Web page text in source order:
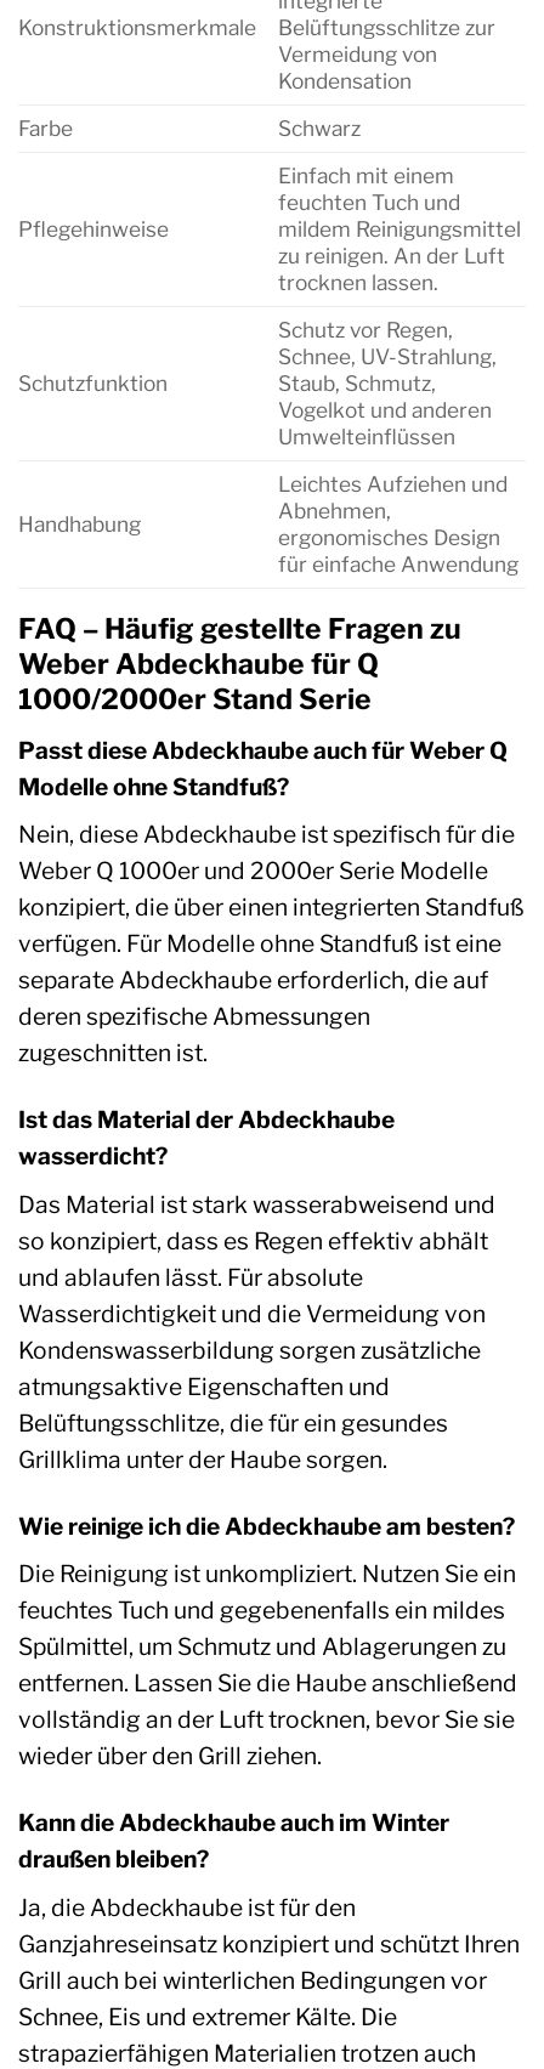
Konstruktionsmerkmale
Belüftungsschlitze zur
Vermeidung von
Kondensation
Farbe
Schwarz
Pflegehinweise
Einfach mit einem
feuchten Tuch und
mildem Reinigungsmittel
zu reinigen. An der Luft
trocknen lassen.
Schutzfunktion
Schutz vor Regen,
Schnee, UV-Strahlung,
Staub, Schmutz,
Vogelkot und anderen
Umwelteinflüssen
Handhabung
Leichtes Aufziehen und
Abnehmen,
ergonomisches Design
für einfache Anwendung
FAQ – Häufig gestellte Fragen zu
Weber Abdeckhaube für Q
1000/2000er Stand Serie
Passt diese Abdeckhaube auch für Weber Q
Modelle ohne Standfuß?
Nein, diese Abdeckhaube ist spezifisch für die
Weber Q 1000er und 2000er Serie Modelle
konzipiert, die über einen integrierten Standfuß
verfügen. Für Modelle ohne Standfuß ist eine
separate Abdeckhaube erforderlich, die auf
deren spezifische Abmessungen
zugeschnitten ist.
Ist das Material der Abdeckhaube
wasserdicht?
Das Material ist stark wasserabweisend und
so konzipiert, dass es Regen effektiv abhält
und ablaufen lässt. Für absolute
Wasserdichtigkeit und die Vermeidung von
Kondenswasserbildung sorgen zusätzliche
atmungsaktive Eigenschaften und
Belüftungsschlitze, die für ein gesundes
Grillklima unter der Haube sorgen.
Wie reinige ich die Abdeckhaube am besten?
Die Reinigung ist unkompliziert. Nutzen Sie ein
feuchtes Tuch und gegebenenfalls ein mildes
Spülmittel, um Schmutz und Ablagerungen zu
entfernen. Lassen Sie die Haube anschließend
vollständig an der Luft trocknen, bevor Sie sie
wieder über den Grill ziehen.
Kann die Abdeckhaube auch im Winter
draußen bleiben?
Ja, die Abdeckhaube ist für den
Ganzjahreseinsatz konzipiert und schützt Ihren
Grill auch bei winterlichen Bedingungen vor
Schnee, Eis und extremer Kälte. Die
strapazierfähigen Materialien trotzen auch